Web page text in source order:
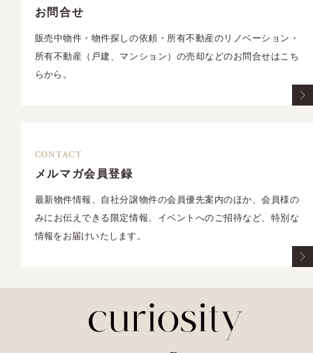
お問合せ
販売中物件・物件探しの依頼・所有不動産のリノベーション・
所有不動産（戸建、マンション）の売却などのお問合せはこち
らから。
CONTACT
メルマガ会員登録
最新物件情報、自社分譲物件の会員優先案内のほか、会員様の
みにお伝えできる限定情報、イベントへのご招待など、特別な
情報をお届けいたします。